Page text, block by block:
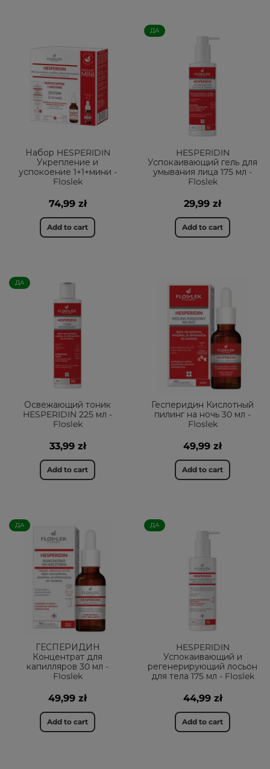
Набор HESPERIDIN
Укрепление и
успокоение 1+1+мини -
Floslek
74,99 zł
Add to cart
ДА
HESPERIDIN
Успокаивающий гель для
умывания лица 175 мл -
Floslek
29,99 zł
Add to cart
ДА
Освежающий тоник
HESPERIDIN 225 мл -
Floslek
33,99 zł
Add to cart
Гесперидин Кислотный
пилинг на ночь 30 мл -
Floslek
49,99 zł
Add to cart
ДА
ГЕСПЕРИДИН
Концентрат для
капилляров 30 мл -
Floslek
49,99 zł
Add to cart
ДА
HESPERIDIN
Успокаивающий и
регенерирующий лосьон
для тела 175 мл - Floslek
44,99 zł
Add to cart